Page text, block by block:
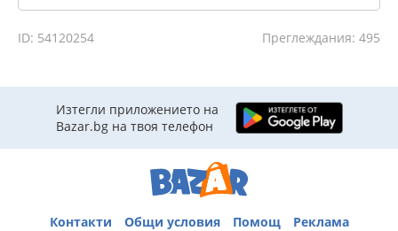
ID: 54120254 Преглеждания: 495
Изтегли приложението на
Bazar.bg на твоя телефон
Контакти Общи условия Помощ
Реклама